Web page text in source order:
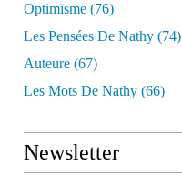
Optimisme (76)
Les Pensées De Nathy (74)
Auteure (67)
Les Mots De Nathy (66)
Newsletter